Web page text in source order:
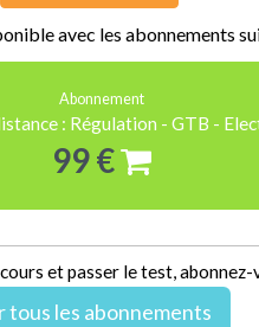
avec les abonnements
Abonnement
: Régulation - GTB -
99 €
et passer le test, abonnez-
tous les abonnements